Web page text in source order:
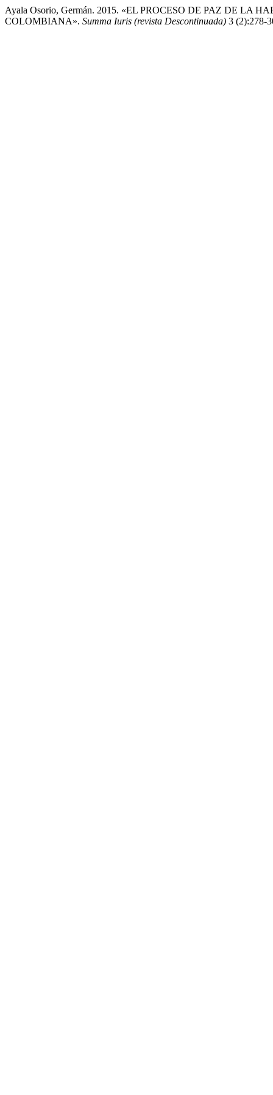
Ayala Osorio, Germán. 2015. «EL PROCESO DE PAZ DE LA
COLOMBIANA». Summa Iuris (revista Descontinuada) 3 (2):278-